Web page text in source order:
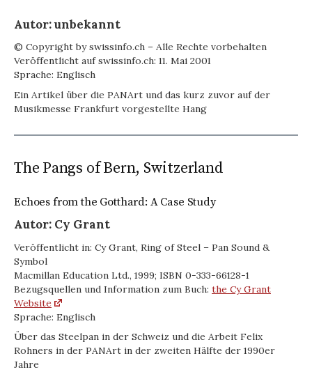
Autor: unbekannt
© Copyright by swissinfo.ch – Alle Rechte vorbehalten
Veröffentlicht auf swissinfo.ch: 11. Mai 2001
Sprache: Englisch
Ein Artikel über die PANArt und das kurz zuvor auf der
Musikmesse Frankfurt vorgestellte Hang
The Pangs of Bern, Switzerland
Echoes from the Gotthard: A Case Study
Autor: Cy Grant
Veröffentlicht in: Cy Grant, Ring of Steel – Pan Sound &
Symbol
Macmillan Education Ltd., 1999; ISBN 0-333-66128-1
Bezugsquellen und Information zum Buch: the Cy Grant
Website
Sprache: Englisch
Über das Steelpan in der Schweiz und die Arbeit Felix
Rohners in der PANArt in der zweiten Hälfte der 1990er
Jahre